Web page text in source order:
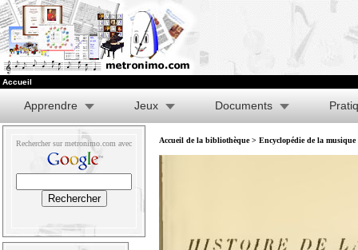
Accueil
Apprendre Jeux Documents
Rechercher sur metronimo.com avec Accueil de la bibliothèque> Encyclopédie de la